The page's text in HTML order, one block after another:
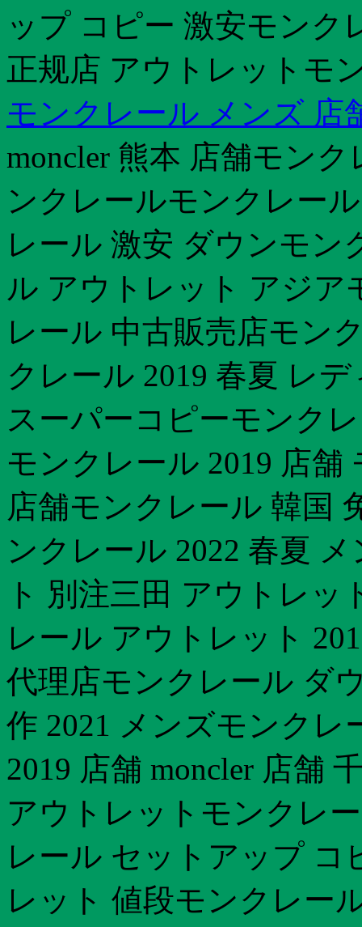
ップ コピー 激安モンク
正规店 アウトレットモ
モンクレール メンズ 店
moncler 熊本 店舗モン
ンクレールモンクレー
レール 激安 ダウンモン
ル アウトレット アジア
レール 中古販売店モン
クレール 2019 春夏 レ
スーパーコピーモンク
モンクレール 2019 店舗
店舗モンクレール 韓国
ンクレール 2022 春夏
ト 別注三田 アウトレ
レール アウトレット
代理店モンクレール ダ
作 2021 メンズモンクレ
2019 店舗 moncler 店舗
アウトレットモンクレ
レール セットアップ コ
レット 値段モンクレー